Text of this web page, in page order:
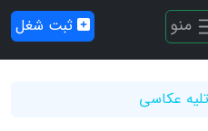
منو ثبت شغل
عکاسی